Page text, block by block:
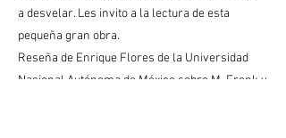
a desvelar. Les invito a la lectura de esta
pequeña gran obra.
Reseña de Enrique Flores de la Universidad
Nacional Autónoma de México sobre M. Frenk y